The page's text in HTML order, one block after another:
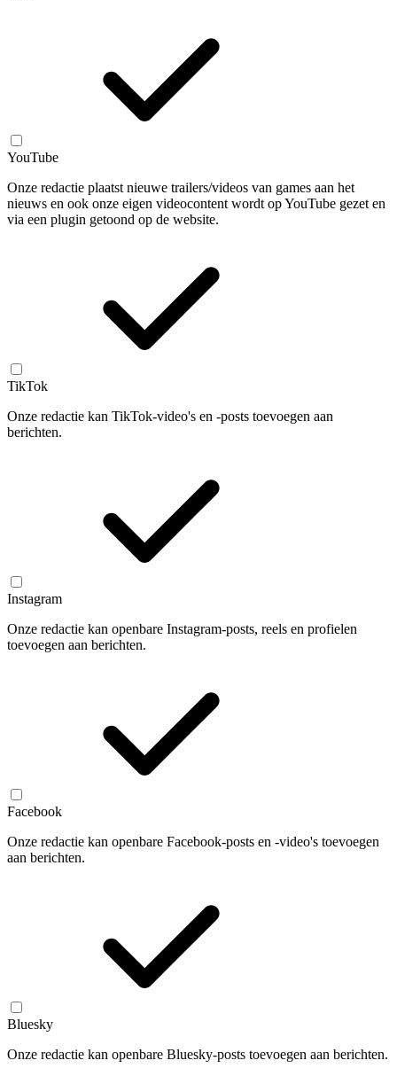
YouTube
Onze redactie plaatst nieuwe trailers/videos van games aan het
nieuws en ook onze eigen videocontent wordt op YouTube gezet en
via een plugin getoond op de website.
TikTok
Onze redactie kan TikTok-video's en -posts toevoegen aan
berichten.
Instagram
Onze redactie kan openbare Instagram-posts, reels en profielen
toevoegen aan berichten.
Facebook
Onze redactie kan openbare Facebook-posts en -video's toevoegen
aan berichten.
Bluesky
Onze redactie kan openbare Bluesky-posts toevoegen aan berichten.